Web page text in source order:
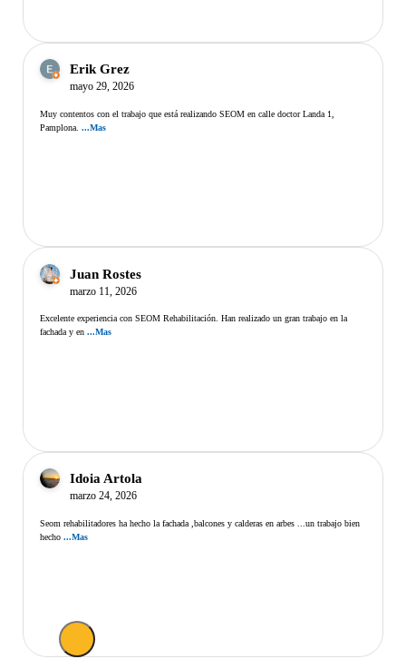
Erik Grez
mayo 29, 2026
Muy contentos con el trabajo que está realizando SEOM en calle doctor Landa 1,
Pamplona. ...Mas
Juan Rostes
marzo 11, 2026
Excelente experiencia con SEOM Rehabilitación. Han realizado un gran trabajo en la
fachada y en...Mas
Idoia Artola
marzo 24, 2026
Seom rehabilitadores ha hecho la fachada ,balcones y calderas en arbes ...un trabajo bien
hecho...Mas